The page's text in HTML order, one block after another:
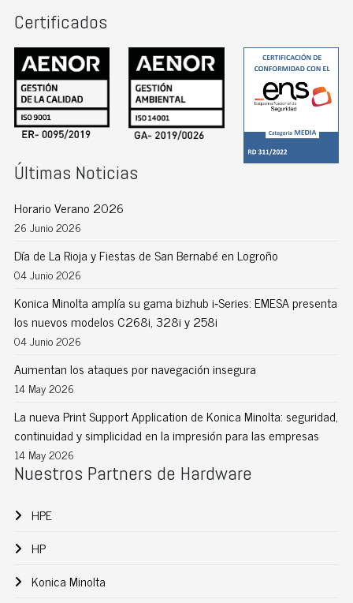
Certificados
Últimas Noticias
Horario Verano 2026
26 Junio 2026
Día de La Rioja y Fiestas de San Bernabé en Logroño
04 Junio 2026
Konica Minolta amplía su gama bizhub i‑Series: EMESA presenta
los nuevos modelos C268i, 328i y 258i
04 Junio 2026
Aumentan los ataques por navegación insegura
14 May 2026
La nueva Print Support Application de Konica Minolta: seguridad,
continuidad y simplicidad en la impresión para las empresas
14 May 2026
Nuestros Partners de Hardware
HPE
HP
Konica Minolta